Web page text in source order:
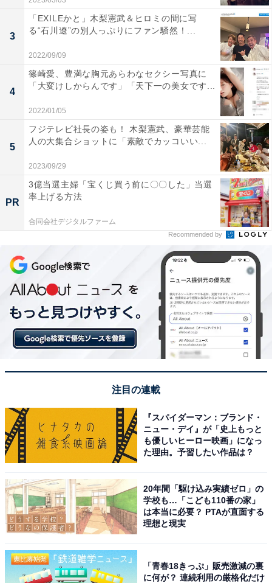
3
「EXILEかと」木梨憲武＆ヒロミの間に写
る“石川遼”の別人っぷりにファン騒然！...
2022/09/09
4
篠崎愛、豊満な胸元あらわなセクシー写真に
「大変けしからんです」「天下一の美女です...
2022/01/05
5
フジテレビ社長の姿も！ 木梨憲武、豪華芸能
人の大集合ショットに「素敵でカッコいい...
2023/09/29
PR
3億当選主婦「宝くじ買う前に〇〇した」当選
率上げる方法
合同会社デジタルファーム
Recommended by
注目の連載
『スパイダーマン：ブランド・
ニュー・デイ』が「史上もっと
も優しいヒーロー映画」になっ
た理由。予習したい作品は？
20年間「駆け込み実績ゼロ」の
学校も…「こども110番の家」
は本当に必要？ PTAが直面する
理想と現実
「青春18きっぷ」販売激減の裏
に何が？ 連続利用の厳格化だけ